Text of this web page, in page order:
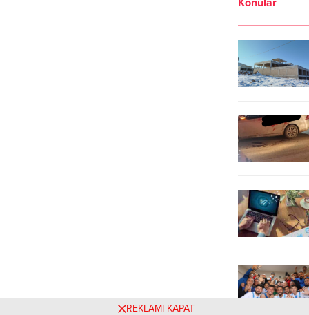
Belediyesinin, Şair Nabi Dijital
Sinema Salonunda beyaz perdeye
yansıttığı Bulmaca Kulesi Dev
Kuşun Gizemi adlı sinema...
Konular
REKLAMI KAPAT